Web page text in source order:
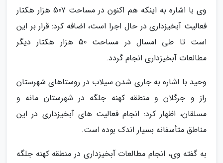
وی با اشاره به اینکه هم اکنون در مساحت 507 هزار هکتار
فعالیت آبخیزداری در حال اجرا است، اضافه کرد: قرار بر این
است تا طی امسال در مساحت 50 هزار هکتار دیگر
مطالعات آبخیزداری انجام گردد.
وحید با اشاره به جاری شدن سیلاب در روستاهای شهرستان
راز و جرگلان و منطقه کهنه جلگه در شهرستان مانه و
مسلقان، اظهار کرد: انجام فعالیت های آبخیزداری در این
مناطق متأسفانه بسیار اندک بوده است.
به گفته وی، انجام مطالعات آبخیزداری در منطقه کهنه جلگه